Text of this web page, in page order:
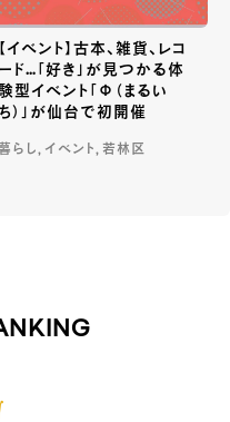
【イベント】古本、雑貨、レコ
ード…「好き」が見つかる体
型イベント「Φ（まるい
ち）」が仙台で初開催
暮らし, イベント, 若林区